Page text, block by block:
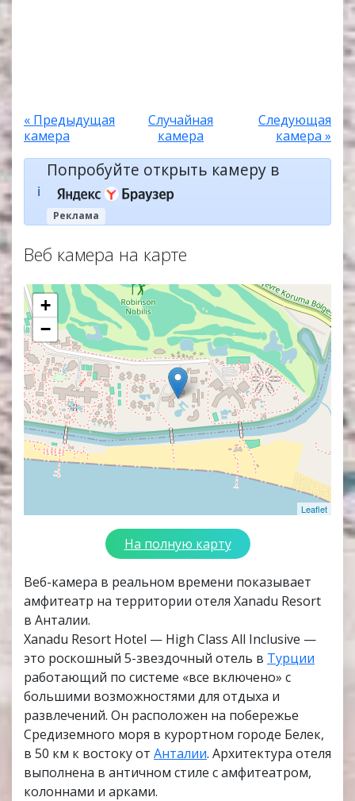
« Предыдущая
камера
Случайная
камера
Следующая
камера »
ℹ️
Попробуйте открыть камеру в
Реклама
Веб камера на карте
+
−
Leaflet
На полную карту
Веб-камера в реальном времени показывает
амфитеатр на территории отеля Xanadu Resort
в Анталии.
Xanadu Resort Hotel — High Class All Inclusive —
это роскошный 5-звездочный отель в Турции
работающий по системе «все включено» с
большими возможностями для отдыха и
развлечений. Он расположен на побережье
Средиземного моря в курортном городе Белек,
в 50 км к востоку от Анталии. Архитектура отеля
выполнена в античном стиле с амфитеатром,
колоннами и арками.